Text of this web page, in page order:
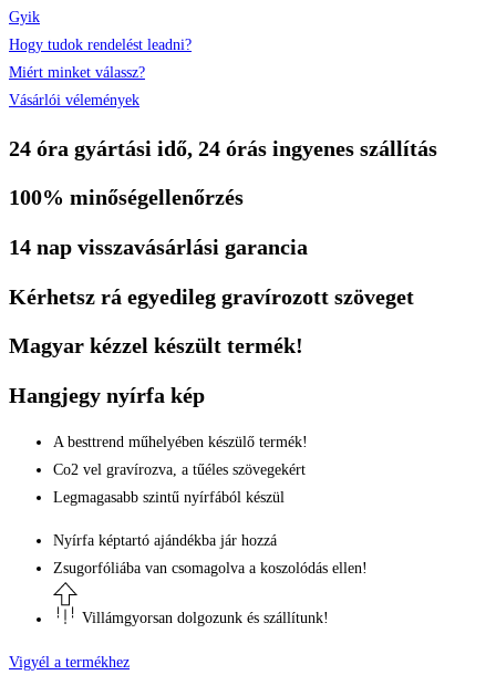
Gyik
Hogy tudok rendelést leadni?
Miért minket válassz?
Vásárlói vélemények
24 óra gyártási idő, 24 órás ingyenes szállítás
100% minőségellenőrzés
14 nap visszavásárlási garancia
Kérhetsz rá egyedileg gravírozott szöveget
Magyar kézzel készült termék!
Hangjegy nyírfa kép
A besttrend műhelyében készülő termék!
Co2 vel gravírozva, a tűéles szövegekért
Legmagasabb szintű nyírfából készül
Nyírfa képtartó ajándékba jár hozzá
Zsugorfóliába van csomagolva a koszolódás ellen!
Villámgyorsan dolgozunk és szállítunk!
Vigyél a termékhez